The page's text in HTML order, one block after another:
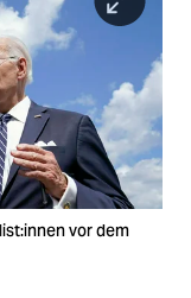
vor dem